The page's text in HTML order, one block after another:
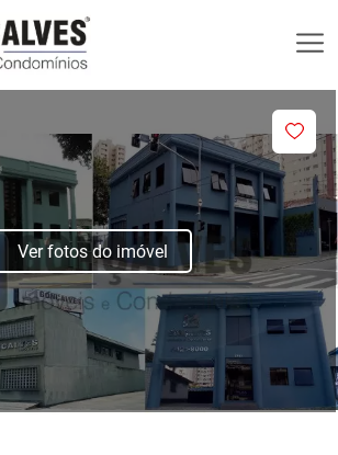
Ver fotos do imóvel